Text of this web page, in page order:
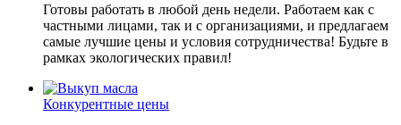
Готовы работать в любой день недели. Работаем как с
частными лицами, так и с организациями, и предлагаем
самые лучшие цены и условия сотрудничества! Будьте в
рамках экологических правил!
Конкурентные цены